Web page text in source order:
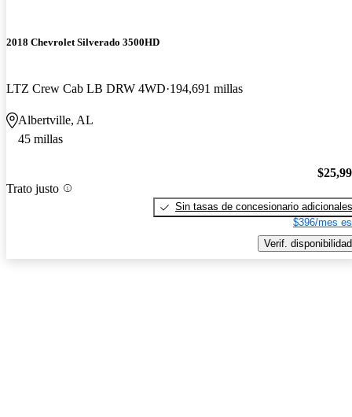
2018 Chevrolet Silverado 3500HD
LTZ Crew Cab LB DRW 4WD 194,691 millas
Albertville, AL
45 millas
Trato justo
Sin tasas de concesionario adicionales
$396/mes
Verif. disponibilidad